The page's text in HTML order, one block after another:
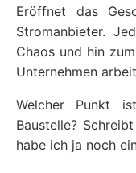
Eröffnet das
Stromanbieter.
Chaos und hin
Unternehmen
Welcher Punkt
Baustelle?
habe ich ja noch